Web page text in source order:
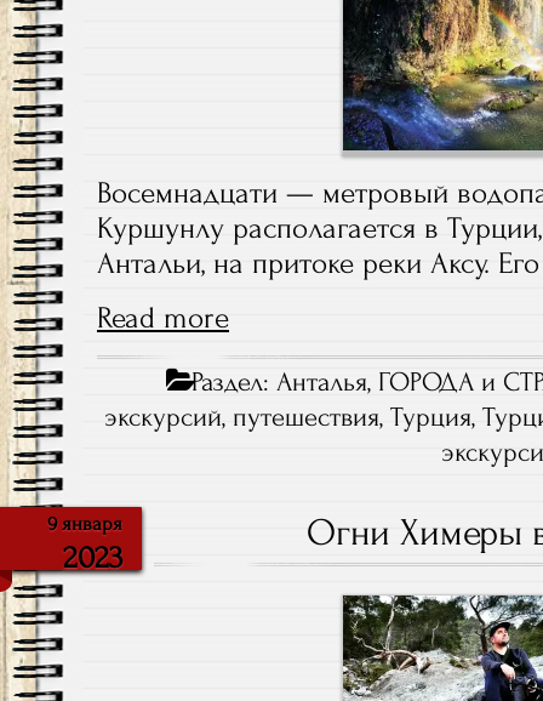
Восемнадцати — метровый
Куршунлу располагается в
Антальи, на притоке реки Аксу.
Read more
Раздел:Анталья, ГОРОДА и
экскурсий, путешествия,Турция,
9 января
2023
Огни Химеры